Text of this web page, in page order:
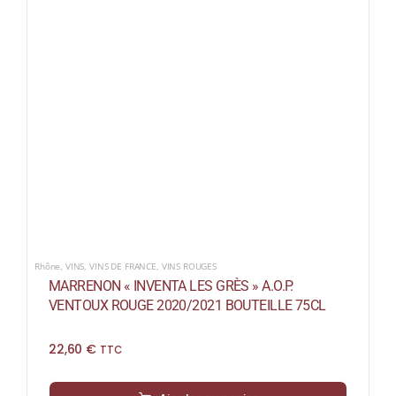
Rhône VINS ,VINS DE FRANCE VINS ROUGES
MARRENON « INVENTA LES GRÈS » A.O.P.
VENTOUX ROUGE 2020/2021 BOUTEILLE 75CL
22,60 € TTC